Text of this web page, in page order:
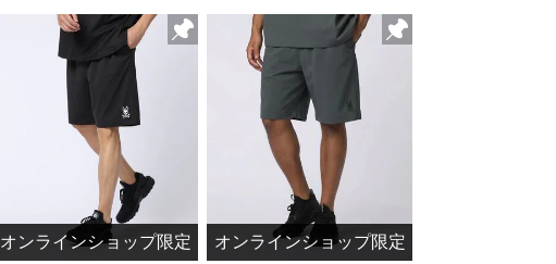
オンラインショップ限定 オンラインショップ限定